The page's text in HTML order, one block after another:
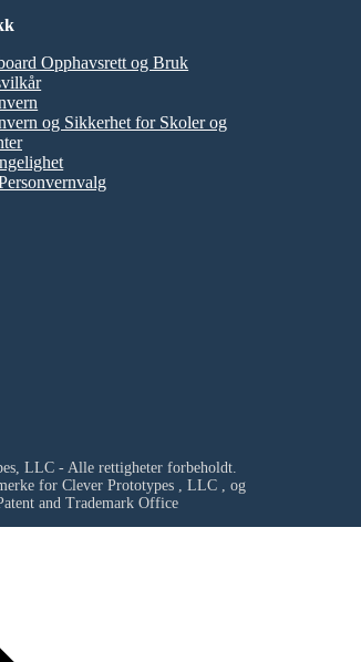
Opphavsrett og Bruk
og Sikkerhet for Skoler og
LLC - Alle rettigheter forbeholdt.
for Clever Prototypes , LLC, og
and Trademark Office